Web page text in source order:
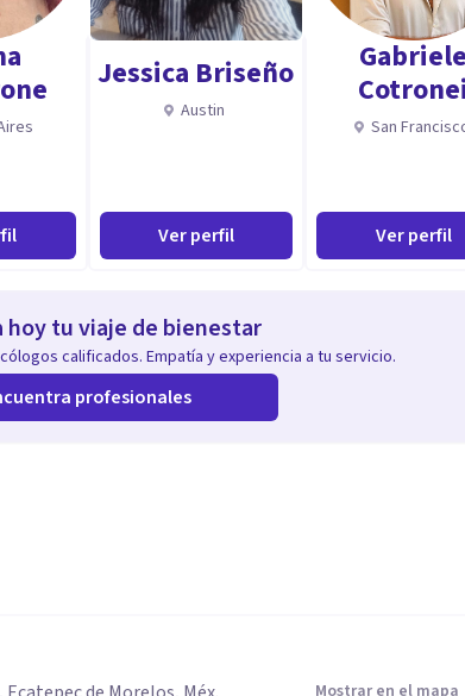
Jessica Briseño
Austin
Ver perfil
Gabriele
Cotronei
San
Ver perfil
hoy tu viaje de bienestar
calificados. Empatía y experiencia a tu servicio.
profesionales
Mostrar en el mapa